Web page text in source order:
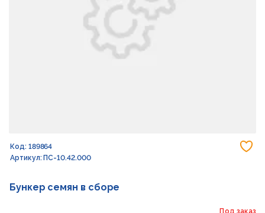
Код: 189864
Артикул: ПС-10.42.000
Бункер семян в сборе
Под заказ